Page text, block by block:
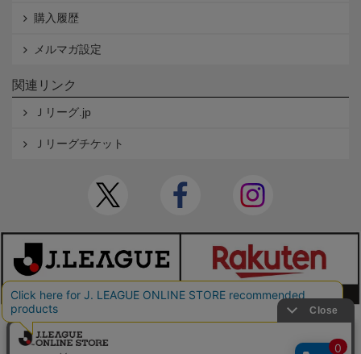
購入履歴
メルマガ設定
関連リンク
Ｊリーグ.jp
Ｊリーグチケット
本サイトで使用している文章・画像等の無断での複製・転載を禁止します。
© JAPAN PROFESSIONAL FOOTBALL LEAGUE Rakuten Group, Inc. ALL RIGHTS RE